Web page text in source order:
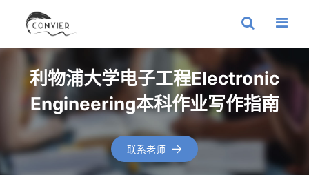
利物浦大学电子工程Electronic
Engineering本科作业写作指南
联系老师 